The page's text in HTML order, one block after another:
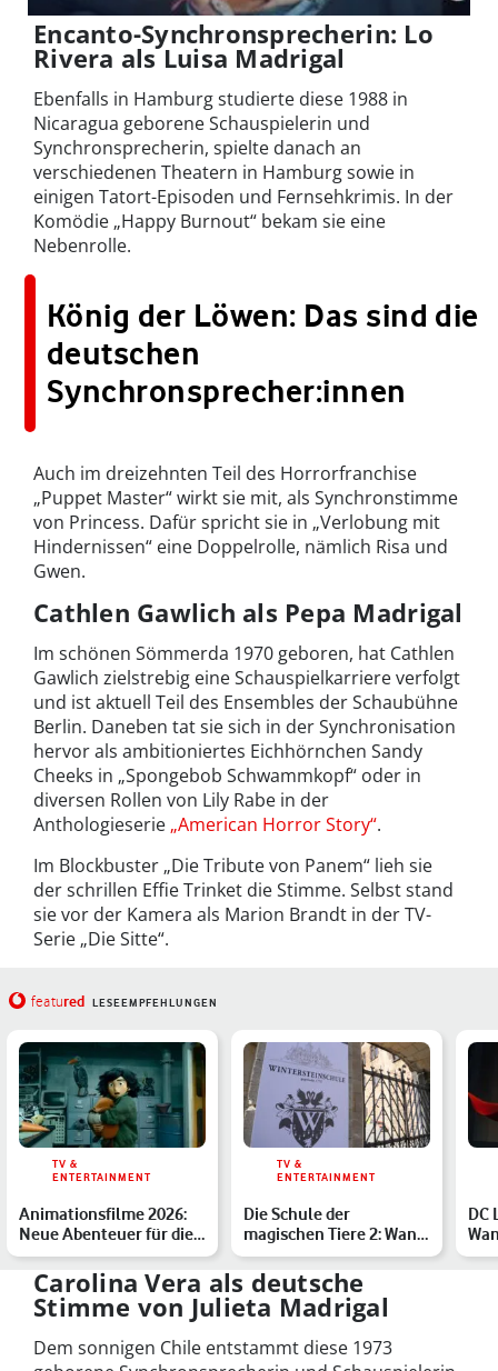
Encanto-Synchronsprecherin: Lo
Rivera als Luisa Madrigal
Ebenfalls in Hamburg studierte diese 1988 in
Nicaragua geborene Schauspielerin und
Synchronsprecherin, spielte danach an
verschiedenen Theatern in Hamburg sowie in
einigen Tatort-Episoden und Fernsehkrimis. In der
Komödie „Happy Burnout“ bekam sie eine
Nebenrolle.
König der Löwen: Das sind die
deutschen
Synchronsprecher:innen
Auch im dreizehnten Teil des Horrorfranchise
„Puppet Master“ wirkt sie mit, als Synchronstimme
von Princess. Dafür spricht sie in „Verlobung mit
Hindernissen“ eine Doppelrolle, nämlich Risa und
Gwen.
Cathlen Gawlich als Pepa Madrigal
Im schönen Sömmerda 1970 geboren, hat Cathlen
Gawlich zielstrebig eine Schauspielkarriere verfolgt
und ist aktuell Teil des Ensembles der Schaubühne
Berlin. Daneben tat sie sich in der Synchronisation
hervor als ambitioniertes Eichhörnchen Sandy
Cheeks in „Spongebob Schwammkopf“ oder in
diversen Rollen von Lily Rabe in der
Anthologieserie „American Horror Story“.
Im Blockbuster „Die Tribute von Panem“ lieh sie
der schrillen Effie Trinket die Stimme. Selbst stand
sie vor der Kamera als Marion Brandt in der TV-
Serie „Die Sitte“.
featured LESEEMPFEHLUNGEN
TV &
ENTERTAINMENT
Animationsfilme 2026:
Neue Abenteuer für die
Kinoleinwand
TV &
ENTERTAINMENT
Die Schule der
magischen Tiere 2: Wann
und wo kannst Du den
Film …
DC
Carolina Vera als deutsche
Stimme von Julieta Madrigal
Dem sonnigen Chile entstammt diese 1973